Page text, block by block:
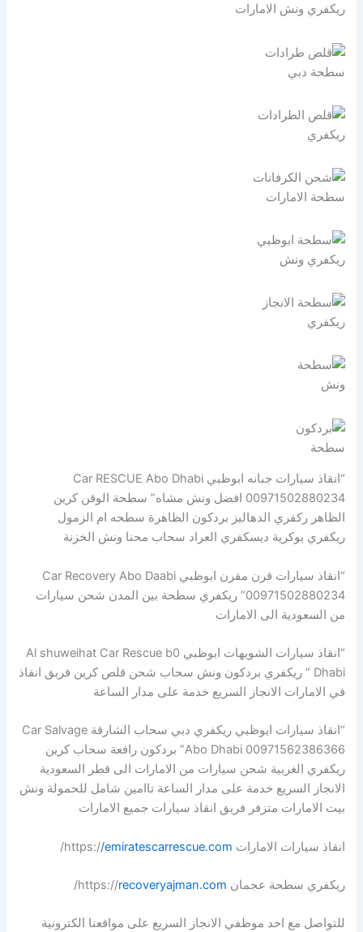
ريكفري ونش الامارات
سطحة دبي
ريكفري
سطحة الامارات
ريكفري ونش
ريكفري
ونش
سطحة
“انقاذ سيارات جبانه ابوظبي Car RESCUE Abo Dhabi
00971502880234 افضل ونش مشاه” سطحة الوقن كرين
الظاهر ركفري الدهاليز بردكون الظاهرة سطحه ام الزمول
ريكفري بوكرية ديسكفري العراد سحاب محنا ونش الخزنة
“انقاذ سيارات قرن مقرن ابوظبي Car Recovery Abo Daabi
00971502880234” ريكفري سطحة بين المدن شحن سيارات
من السعودية الى الامارات
“انقاذ سيارات الشويهات ابوظبي Al shuweihat Car Rescue b0
Dhabi ” ريكفري بردكون ونش سحاب شحن قلص كرين فريق انقاذ
في الامارات الانجاز السريع خدمة على مدار الساعة
“انقاذ سيارات ابوظبي ريكفري دبي سحاب الشارقة Car Salvage
Abo Dhabi 00971562386366” بردكون رافعة سحاب كرين
ريكفري الغربية شحن سيارات من الامارات الى قطر السعودية
الانجاز السريع خدمة على مدار الساعة تاامين شامل للحمولة ونش
بيت الامارات متزفر فريق انقاذ سيارات جميع الامارات
انقاذ سيارات الامارات https:/ /emiratescarrescue.com
/
ريكفري سطحة عجمان https:// recoveryajman.com
/
للتواصل مع احد موظفي الانجاز السريع على مواقعنا الكترونية